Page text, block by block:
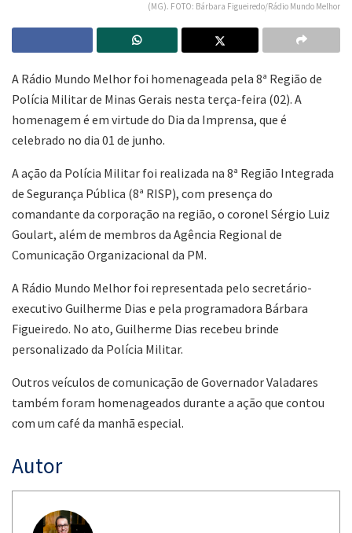
(MG). FOTO: Bárbara Figueiredo/Rádio Mundo Melhor
A Rádio Mundo Melhor foi homenageada pela 8ª Região de
Polícia Militar de Minas Gerais nesta terça-feira (02). A
homenagem é em virtude do Dia da Imprensa, que é
celebrado no dia 01 de junho.
A ação da Polícia Militar foi realizada na 8ª Região Integrada
de Segurança Pública (8ª RISP), com presença do
comandante da corporação na região, o coronel Sérgio Luiz
Goulart, além de membros da Agência Regional de
Comunicação Organizacional da PM.
A Rádio Mundo Melhor foi representada pelo secretário-
executivo Guilherme Dias e pela programadora Bárbara
Figueiredo. No ato, Guilherme Dias recebeu brinde
personalizado da Polícia Militar.
Outros veículos de comunicação de Governador Valadares
também foram homenageados durante a ação que contou
com um café da manhã especial.
Autor